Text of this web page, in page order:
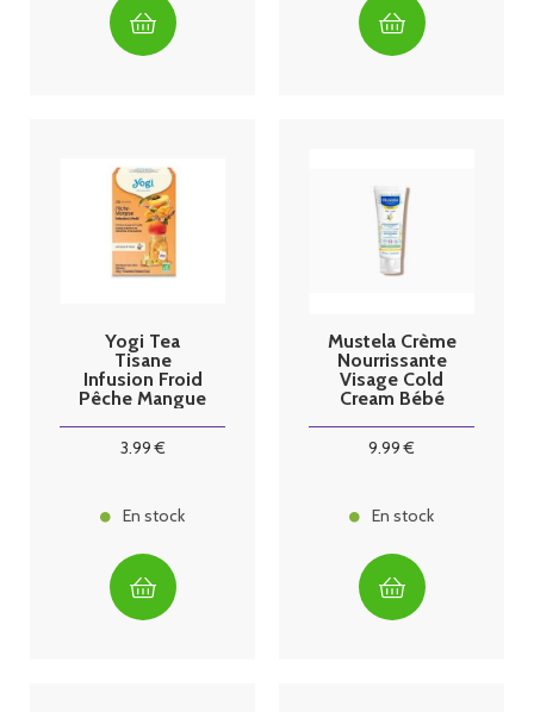
Yogi Tea
Tisane
Infusion Froid
Pêche Mangue
3.99€
En stock
Mustela Crème
Nourrissante
Visage Cold
Cream Bébé
9.99 €
En stock